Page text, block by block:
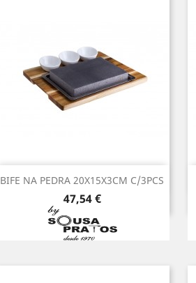
BIFE NA PEDRA 20X15X3CM C/3PCS
Preço
47,54 €
Vista rápida